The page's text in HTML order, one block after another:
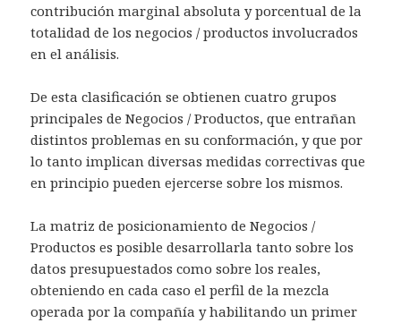
contribución marginal absoluta y porcentual de la
totalidad de los negocios / productos involucrados
en el análisis.
De esta clasificación se obtienen cuatro grupos
principales de Negocios / Productos, que entrañan
distintos problemas en su conformación, y que por
lo tanto implican diversas medidas correctivas que
en principio pueden ejercerse sobre los mismos.
La matriz de posicionamiento de Negocios /
Productos es posible desarrollarla tanto sobre los
datos presupuestados como sobre los reales,
obteniendo en cada caso el perfil de la mezcla
operada por la compañía y habilitando un primer